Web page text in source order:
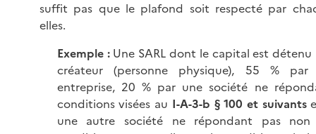
suffit pas que le plafond soit respecté par
elles.
Exemple : Une SARL dont le capital est détenu
créateur (personne physique), 55 %
entreprise, 20 % par une société ne
conditions visées au I-A-3-b § 100 et suivants
une autre société ne répondant pas